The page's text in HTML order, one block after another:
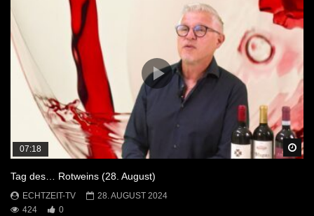
07:18
Tag des… Rotweins (28. August)
ECHTZEIT-TV
28. AUGUST 2024
424
0